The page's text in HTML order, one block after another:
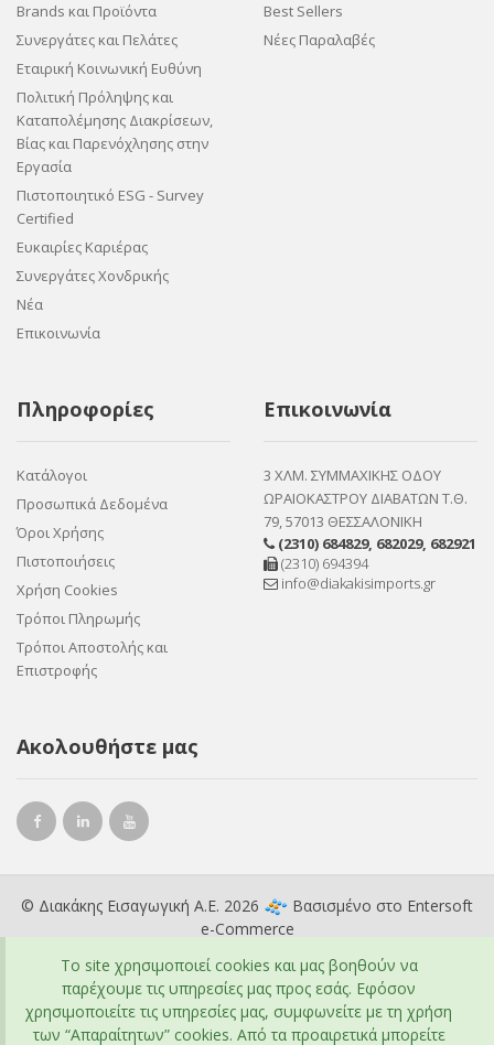
Brands και Προϊόντα
Συνεργάτες και Πελάτες
Εταιρική Κοινωνική Ευθύνη
Πολιτική Πρόληψης και
Καταπολέμησης Διακρίσεων,
Βίας και Παρενόχλησης στην
Εργασία
Πιστοποιητικό ESG - Survey
Certified
Ευκαιρίες Καριέρας
Συνεργάτες Χονδρικής
Νέα
Επικοινωνία
Best Sellers
Νέες Παραλαβές
Πληροφορίες
Κατάλογοι
Προσωπικά Δεδομένα
Όροι Χρήσης
Πιστοποιήσεις
Χρήση Cookies
Τρόποι Πληρωμής
Τρόποι Αποστολής και
Επιστροφής
Επικοινωνία
3 ΧΛΜ. ΣΥΜΜΑΧΙΚΗΣ ΟΔΟΥ
ΩΡΑΙΟΚΑΣΤΡΟΥ ΔΙΑΒΑΤΩΝ Τ.Θ.
79, 57013 ΘΕΣΣΑΛΟΝΙΚΗ
(2310) 684829, 682029, 682921
(2310) 694394
info@diakakisimports.gr
Ακολουθήστε μας
© Διακάκης Εισαγωγική Α.Ε. 2026 Βασισμένο στο Entersoft
e-Commerce
To site χρησιμοποιεί cookies και μας βοηθούν να
παρέχουμε τις υπηρεσίες μας προς εσάς. Εφόσον
χρησιμοποιείτε τις υπηρεσίες μας, συμφωνείτε με τη χρήση
των “Απαραίτητων” cookies. Από τα προαιρετικά μπορείτε